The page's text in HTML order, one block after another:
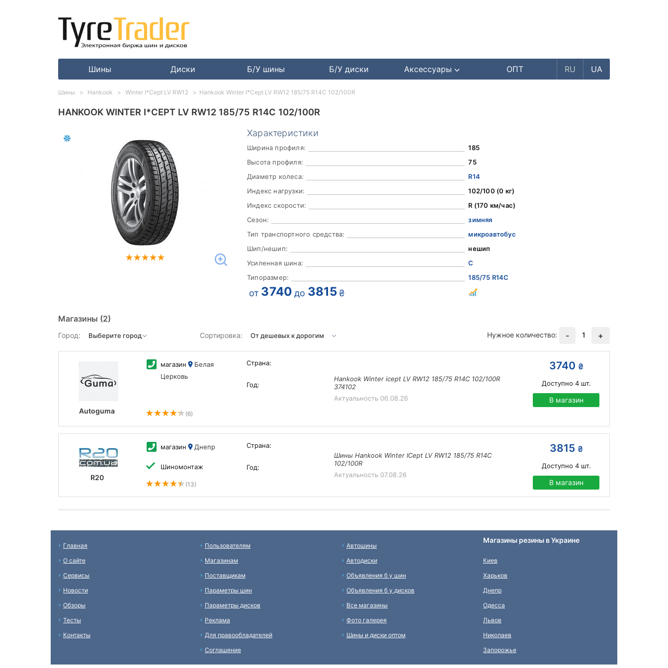
Шины Диски Б/У шины Б/У диски Аксессуары ОПТ RU UA
HANKOOK WINTER I*CEPT LV RW12 185/75 R14C 102/100R
Характеристики
Ширина профиля:
185
Высота профиля:
75
Диаметр колеса:
R14
Индекс нагрузки:
102/100 (0 кг)
Индекс скорости:
R (170 км/час)
Сезон:
зимняя
Тип транспортного средства:
микроавтобус
Шип/нешип:
нешип
Усиленная шина:
C
Типоразмер:
185/75 R14C
от 3740 до 3815 ₴
Магазины (2)
Город: Сортировка: Нужное количество: - 1 +
Autoguma
магазин
Белая
Церковь
(6)
Страна:
Год:
Hankook Winter icept LV RW12 185/75 R14C 102/100R
374102
Актуальность 06.08.26
3740 ₴
Доступно 4шт.
В магазин
R20
магазин Днепр
Шиномонтаж
(13)
Страна:
Год:
Шины Hankook Winter ICept LV RW12 185/75 R14C
102/100R
Актуальность 07.08.26
3815 ₴
Доступно 4шт.
В магазин
Шины Hankook Winter I*Cept LV RW12 Hankook Winter I*Cept LV RW12 185/75 R14C 102/100R
Главная
О сайте
Сервисы
Новости
Обзоры
Тесты
Контакты
Пользователям
Магазинам
Поставщикам
Параметры шин
Параметры дисков
Реклама
Для правообладателей
Соглашение
Автошины
Автодиски
Объявления б у шин
Объявления б у дисков
Все магазины
Фото галерея
Шины и диски оптом
Магазины резины в Украине
Киев
Харьков
Днепр
Одесса
Львов
Николаев
Запорожье